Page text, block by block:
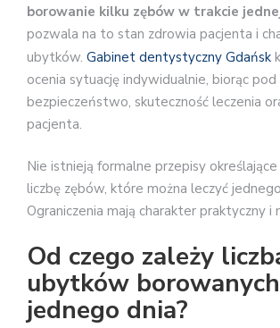
borowanie kilku zębów w trakcie
pozwala na to stan zdrowia pacjenta i
ubytków. Gabinet dentystyczny Gdańsk
ocenia sytuację indywidualnie, biorąc
bezpieczeństwo, skuteczność leczenia
pacjenta.
Nie istnieją formalne przepisy
liczbę zębów, które można leczyć
Ograniczenia mają charakter praktyczny i
Od czego zależy
ubytków borowanych
jednego dnia?